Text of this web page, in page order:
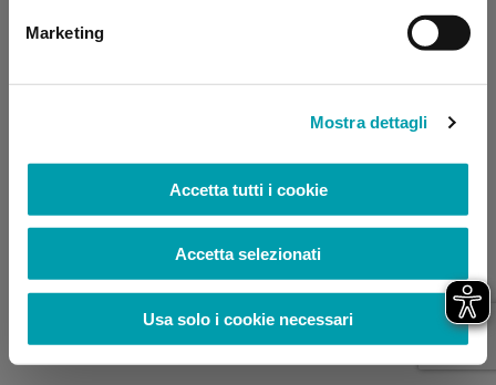
Marketing
Mostra dettagli
Accetta tutti i cookie
Accetta selezionati
Usa solo i cookie necessari